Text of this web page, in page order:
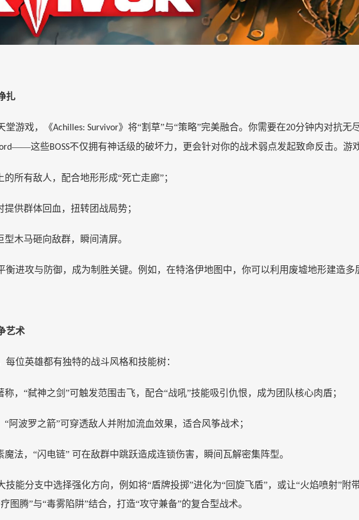
扎
堂游戏，《Achilles: Survivor》将“割草”与“策略”完美融合。你需要在20分钟内对抗无
——这些BOSS不仅拥有神话级的破坏力，更会针对你的战术弱点发起致命反击。游
的所有敌人，配合地形形成“死亡走廊”；
提供群体回血，扭转团战局势；
型木马砸向敌群，瞬间清屏。
衡进攻与防御，成为制胜关键。例如，在特洛伊地图中，你可以利用废墟地形建造多
艺术
每位英雄都有独特的战斗风格和技能树：
， “弑神之剑”可触发范围击飞，配合“战吼”技能吸引仇恨，成为团队核心肉盾；
“阿波罗之箭”可穿透敌人并附加流血效果，适合风筝战术；
魔法， “闪电链” 可在敌群中跳跃造成连锁伤害，瞬间瓦解密集阵型。
技能分支中选择强化方向，例如将“盾牌投掷”进化为“回旋飞盾”，或让“火焰喷射”
图腾”与“毒雾陷阱”结合，打造“攻守兼备”的复合型战术。